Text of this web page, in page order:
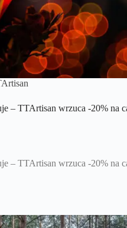
– TTArtisan wrzuca -20% na
– TTArtisan wrzuca -20% na